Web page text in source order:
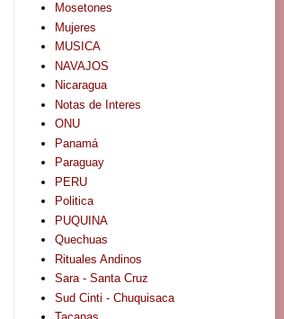
Mosetones
Mujeres
MUSICA
NAVAJOS
Nicaragua
Notas de Interes
ONU
Panamá
Paraguay
PERU
Politica
PUQUINA
Quechuas
Rituales Andinos
Sara - Santa Cruz
Sud Cinti - Chuquisaca